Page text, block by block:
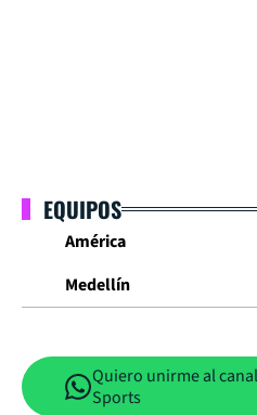
EQUIPOS
América
Medellín
Quiero unirme al
Sports